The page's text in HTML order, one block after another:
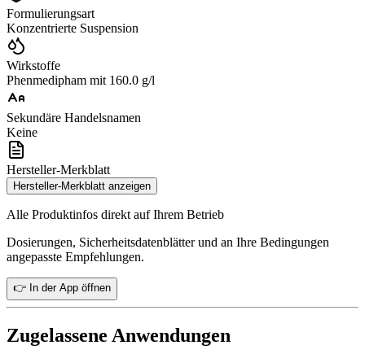
Formulierungsart
Konzentrierte Suspension
Wirkstoffe
Phenmedipham mit 160.0 g/l
Sekundäre Handelsnamen
Keine
Hersteller-Merkblatt
Hersteller-Merkblatt anzeigen
Alle Produktinfos direkt auf Ihrem Betrieb
Dosierungen, Sicherheitsdatenblätter und an Ihre Bedingungen
angepasste Empfehlungen.
👉 In der App öffnen
Zugelassene Anwendungen